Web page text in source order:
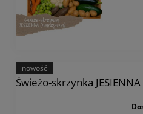
Świeżo-skrzynka
nowość